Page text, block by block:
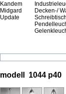
Kandem
Midgard
Update
Decken-/
modell 1044 p40